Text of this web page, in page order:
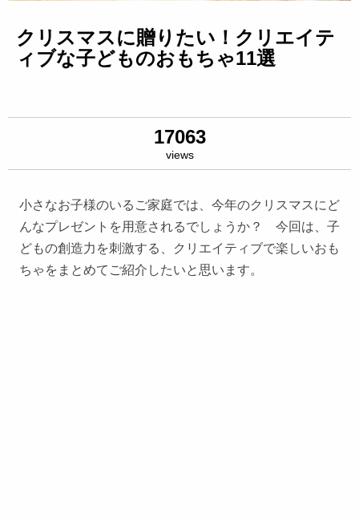
クリスマスに贈りたい！クリエイテ
ィブな子どものおもちゃ11選
17063
views
小さなお子様のいるご家庭では、今年のクリスマスにど
んなプレゼントを用意されるでしょうか？ 今回は、子
どもの創造力を刺激する、クリエイティブで楽しいおも
ちゃをまとめてご紹介したいと思います。